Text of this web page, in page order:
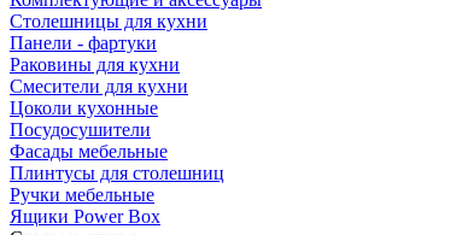
Столешницы для кухни
Панели - фартуки
Раковины для кухни
Смесители для кухни
Цоколи кухонные
Посудосушители
Фасады мебельные
Плинтусы для столешниц
Ручки мебельные
Ящики Power Box